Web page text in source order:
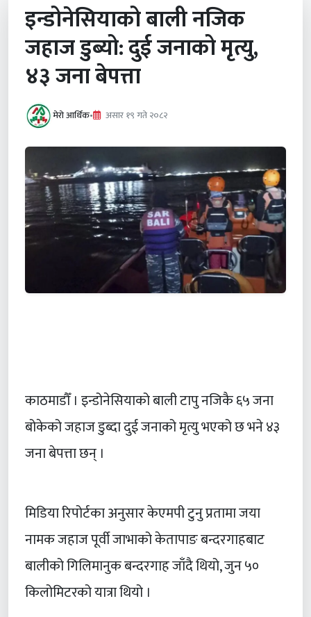
इन्डोनेसियाको बाली नजिक
जहाज डुब्यो: दुई जनाको मृत्यु,
४३ जना बेपत्ता
मेरो आर्थिक• असार १९ गते २०८२
काठमाडौँ । इन्डोनेसियाको बाली टापु नजिकै ६५ जना
बोकेको जहाज डुब्दा दुई जनाको मृत्यु भएको छ भने ४३
जना बेपत्ता छन् ।
मिडिया रिपोर्टका अनुसार केएमपी टुनु प्रतामा जया
नामक जहाज पूर्वी जाभाको केतापाङ बन्दरगाहबाट
बालीको गिलिमानुक बन्दरगाह जाँदै थियो, जुन ५०
किलोमिटरको यात्रा थियो ।